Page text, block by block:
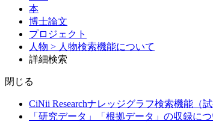
本
博士論文
プロジェクト
人物 > 人物検索機能について
詳細検索
閉じる
CiNii Researchナレッジグラフ検索機能（
「研究データ」「根拠データ」の収録に